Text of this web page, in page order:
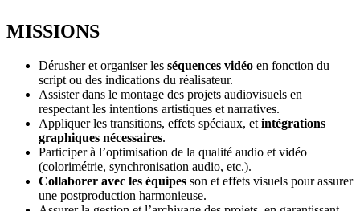
MISSIONS
Dérusher et organiser les séquences vidéo en fonction du
script ou des indications du réalisateur.
Assister dans le montage des projets audiovisuels en
respectant les intentions artistiques et narratives.
Appliquer les transitions, effets spéciaux, et intégrations
graphiques nécessaires.
Participer à l’optimisation de la qualité audio et vidéo
(colorimétrie, synchronisation audio, etc.).
Collaborer avec les équipes son et effets visuels pour assurer
une postproduction harmonieuse.